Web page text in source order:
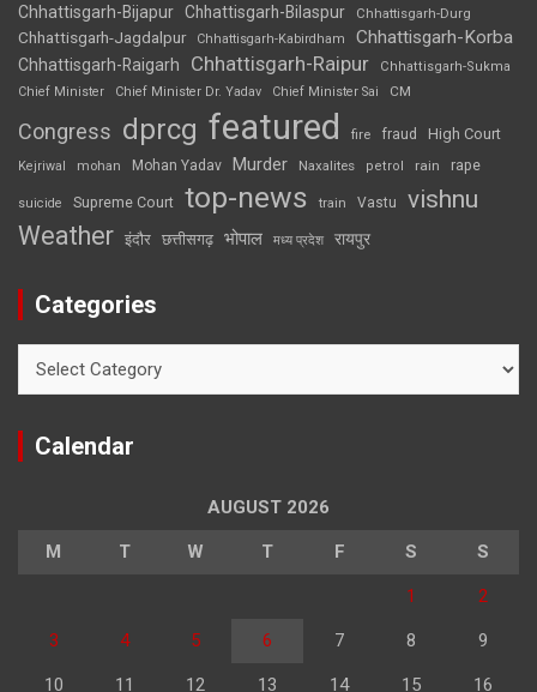
Chhattisgarh-Bijapur Chhattisgarh-Bilaspur Chhattisgarh-Durg
Chhattisgarh-Jagdalpur Chhattisgarh-Kabirdham Chhattisgarh-Korba
Chhattisgarh-Raigarh Chhattisgarh-Raipur
Chhattisgarh-Sukma
Chief Minister
Chief Minister Dr. Yadav Chief Minister Sai CM
Congress dprcg featured fire fraud High Court
Kejriwal mohan Mohan Yadav Murder Naxalites petrol rain rape
suicide Supreme Court top-news train Vastu vishnu
Weather इंदौर छत्तीसगढ़ भोपाल मध्य प्रदेश रायपुर
Categories
Calendar
AUGUST 2026
M T W T F S S
1 2
3 4 5 6 7 8 9
10 11 12 13 14 15 16